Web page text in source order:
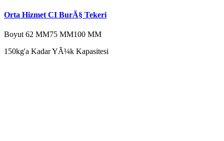
Orta Hizmet CI BurÃ§ Tekeri
Boyut 62 MM75 MM100 MM
150kg'a Kadar YÃ¼k Kapasitesi